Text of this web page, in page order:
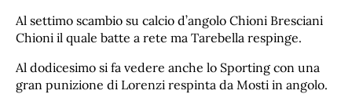
Al settimo scambio su calcio d’angolo Chioni Bresciani
Chioni il quale batte a rete ma Tarebella respinge.
Al dodicesimo si fa vedere anche lo Sporting con una
gran punizione di Lorenzi respinta da Mosti in angolo.